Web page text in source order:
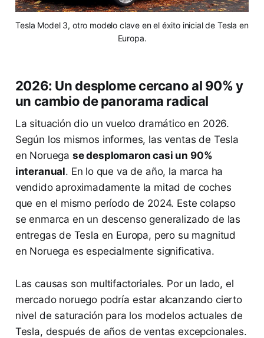
Tesla Model 3, otro modelo clave en el éxito inicial de Tesla en
Europa.
2026: Un desplome cercano al 90% y
un cambio de panorama radical
La situación dio un vuelco dramático en 2026.
Según los mismos informes, las ventas de Tesla
en Noruega se desplomaron casi un 90%
interanual. En lo que va de año, la marca ha
vendido aproximadamente la mitad de coches
que en el mismo período de 2024. Este colapso
se enmarca en un descenso generalizado de las
entregas de Tesla en Europa, pero su magnitud
en Noruega es especialmente significativa.
Las causas son multifactoriales. Por un lado, el
mercado noruego podría estar alcanzando cierto
nivel de saturación para los modelos actuales de
Tesla, después de años de ventas excepcionales.